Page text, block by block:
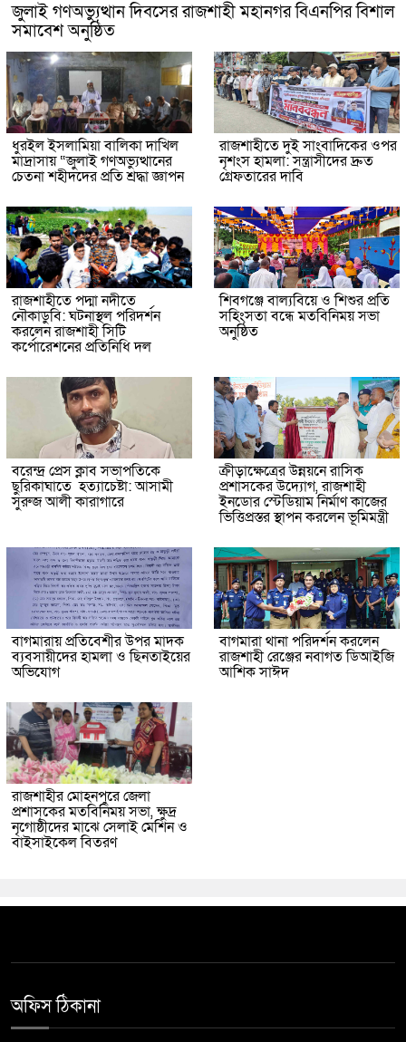
জুলাই গণঅভ্যুত্থান দিবসের রাজশাহী মহানগর বিএনপির বিশাল
সমাবেশ অনুষ্ঠিত
ধুরইল ইসলামিয়া বালিকা দাখিল
মাদ্রাসায় “জুলাই গণঅভ্যুত্থানের
চেতনা শহীদদের প্রতি শ্রদ্ধা জ্ঞাপন
রাজশাহীতে দুই সাংবাদিকের ওপর
নৃশংস হামলা: সন্ত্রাসীদের দ্রুত
গ্রেফতারের দাবি
রাজশাহীতে পদ্মা নদীতে
নৌকাডুবি: ঘটনাস্থল পরিদর্শন
করলেন রাজশাহী সিটি
কর্পোরেশনের প্রতিনিধি দল
শিবগঞ্জে বাল্যবিয়ে ও শিশুর প্রতি
সহিংসতা বন্ধে মতবিনিময় সভা
অনুষ্ঠিত
বরেন্দ্র প্রেস ক্লাব সভাপতিকে
ছুরিকাঘাতে হত্যাচেষ্টা: আসামী
সুরুজ আলী কারাগারে
ক্রীড়াক্ষেত্রের উন্নয়নে রাসিক
প্রশাসকের উদ্যোগ, রাজশাহী
ইনডোর স্টেডিয়াম নির্মাণ কাজের
ভিত্তিপ্রস্তর স্থাপন করলেন ভূমিমন্ত্রী
বাগমারায় প্রতিবেশীর উপর মাদক
ব্যবসায়ীদের হামলা ও ছিনতাইয়ের
অভিযোগ
বাগমারা থানা পরিদর্শন করলেন
রাজশাহী রেঞ্জের নবাগত ডিআইজি
আশিক সাঈদ
রাজশাহীর মোহনপুরে জেলা
প্রশাসকের মতবিনিময় সভা, ক্ষুদ্র
নৃগোষ্ঠীদের মাঝে সেলাই মেশিন ও
বাইসাইকেল বিতরণ
অফিস ঠিকানা